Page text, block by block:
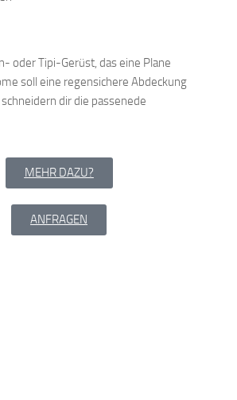
oder Tipi-Gerüst, das eine Plane
soll eine regensichere Abdeckung
dir die passenede
MEHR DAZU?
ANFRAGEN